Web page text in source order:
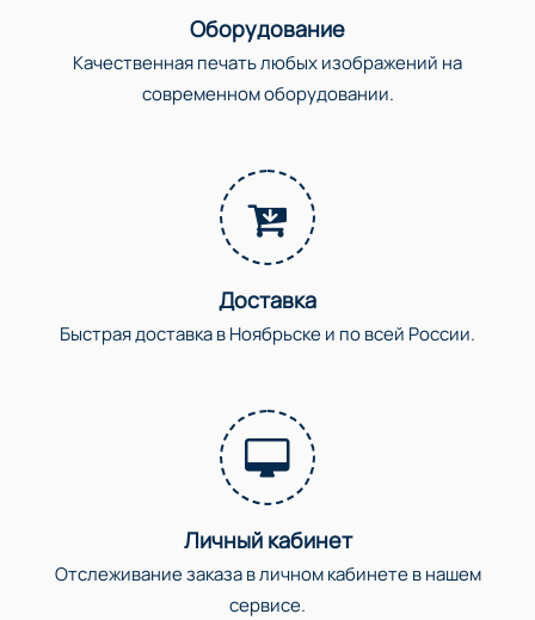
Оборудование
Качественная печать любых изображений на
современном оборудовании.
Доставка
Быстрая доставка в Ноябрьске и по всей России.
Личный кабинет
Отслеживание заказа в личном кабинете в нашем
сервисе.